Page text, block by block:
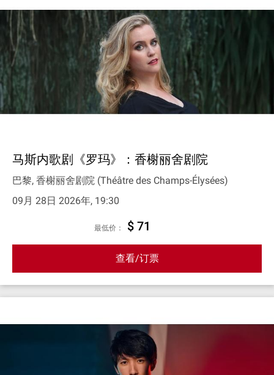
马斯内歌剧《罗玛》：香榭丽舍剧院
巴黎, 香榭丽舍剧院 (Théâtre des Champs-Élysées)
09月 28日 2026年, 19:30
最低价： $ 71
查看/订票